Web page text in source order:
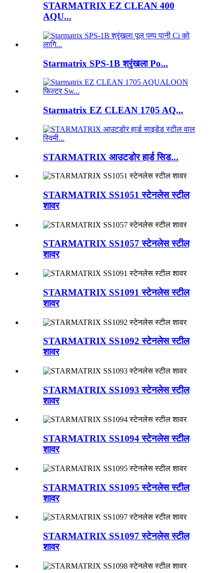
STARMATRIX EZ CLEAN 400
AQU...
Starmatrix SPS-1B श्रृंखला Po...
Starmatrix EZ CLEAN 1705 AQ...
STARMATRIX आउटडोर हार्ड सिड...
STARMATRIX SS1051 स्टेनलेस स्टील
शावर
STARMATRIX SS1057 स्टेनलेस स्टील
शावर
STARMATRIX SS1091 स्टेनलेस स्टील
शावर
STARMATRIX SS1092 स्टेनलेस स्टील
शावर
STARMATRIX SS1093 स्टेनलेस स्टील
शावर
STARMATRIX SS1094 स्टेनलेस स्टील
शावर
STARMATRIX SS1095 स्टेनलेस स्टील
शावर
STARMATRIX SS1097 स्टेनलेस स्टील
शावर